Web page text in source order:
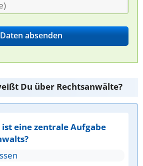
Du über Rechtsanwälte?
ist eine zentrale Aufgabe